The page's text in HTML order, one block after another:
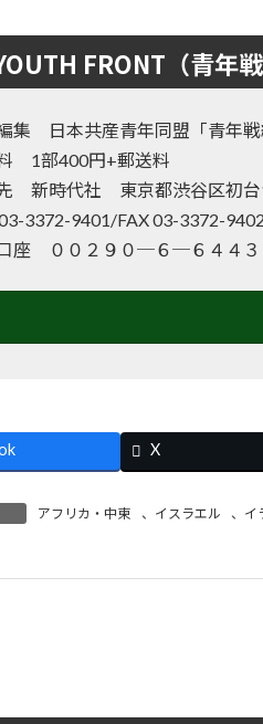
FRONT（青年戦
集 日本共産青年同盟「青年
料 1部400円+郵送料
先 新時代社 東京都渋谷区初
3372-9401/FAX 03-3372-
座 ００２９０─６─６４４３
X
アフリカ・中東 、 イスラエル 、 イ